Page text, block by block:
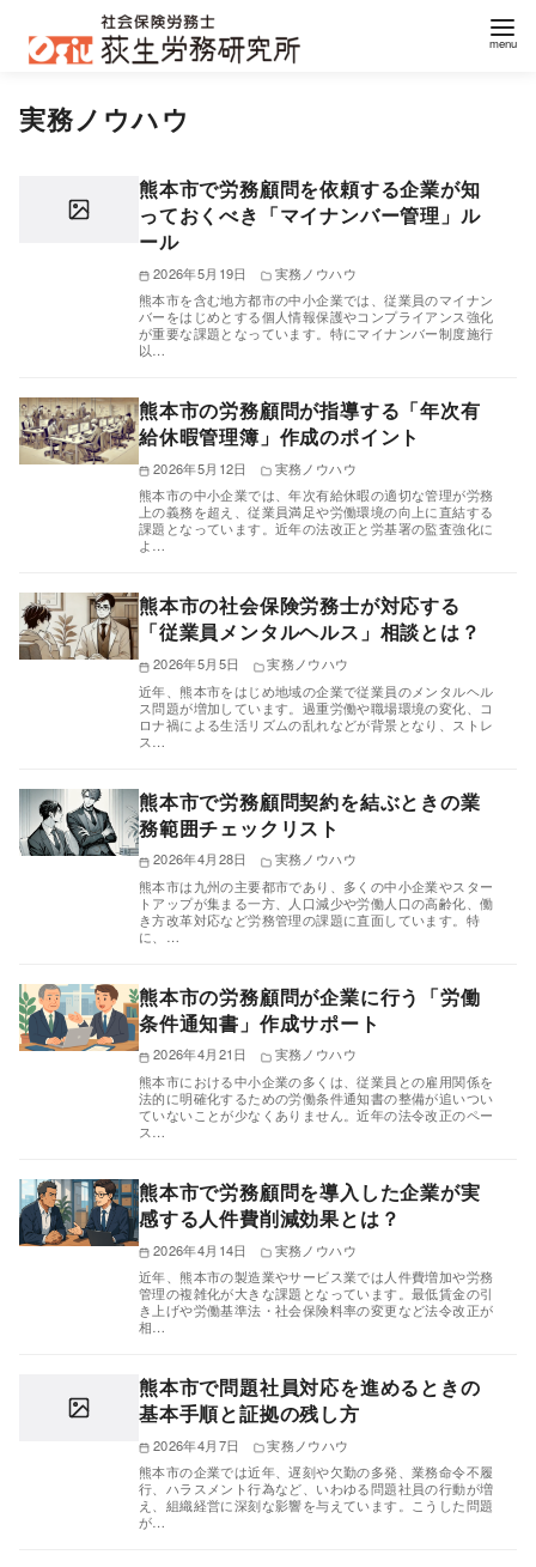
実務ノウハウ
熊本市で労務顧問を依頼する企業が知
っておくべき「マイナンバー管理」ル
ール
2026年5月19日
実務ノウハウ
熊本市を含む地方都市の中小企業では、従業員のマイナン
バーをはじめとする個人情報保護やコンプライアンス強化
が重要な課題となっています。特にマイナンバー制度施行
以…
熊本市の労務顧問が指導する「年次有
給休暇管理簿」作成のポイント
2026年5月12日
実務ノウハウ
熊本市の中小企業では、年次有給休暇の適切な管理が労務
上の義務を超え、従業員満足や労働環境の向上に直結する
課題となっています。近年の法改正と労基署の監査強化に
よ…
熊本市の社会保険労務士が対応する
「従業員メンタルヘルス」相談とは？
2026年5月5日
実務ノウハウ
近年、熊本市をはじめ地域の企業で従業員のメンタルヘル
ス問題が増加しています。過重労働や職場環境の変化、コ
ロナ禍による生活リズムの乱れなどが背景となり、ストレ
ス…
熊本市で労務顧問契約を結ぶときの業
務範囲チェックリスト
2026年4月28日
実務ノウハウ
熊本市は九州の主要都市であり、多くの中小企業やスター
トアップが集まる一方、人口減少や労働人口の高齢化、働
き方改革対応など労務管理の課題に直面しています。特
に、…
熊本市の労務顧問が企業に行う「労働
条件通知書」作成サポート
2026年4月21日
実務ノウハウ
熊本市における中小企業の多くは、従業員との雇用関係を
法的に明確化するための労働条件通知書の整備が追いつい
ていないことが少なくありません。近年の法令改正のペー
ス…
熊本市で労務顧問を導入した企業が実
感する人件費削減効果とは？
2026年4月14日
実務ノウハウ
近年、熊本市の製造業やサービス業では人件費増加や労務
管理の複雑化が大きな課題となっています。最低賃金の引
き上げや労働基準法・社会保険料率の変更など法令改正が
相…
熊本市で問題社員対応を進めるときの
基本手順と証拠の残し方
2026年4月7日
実務ノウハウ
熊本市の企業では近年、遅刻や欠勤の多発、業務命令不履
行、ハラスメント行為など、いわゆる問題社員の行動が増
え、組織経営に深刻な影響を与えています。こうした問題
が…